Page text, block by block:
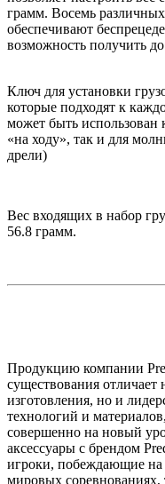
грамм. Восемь
обеспечивают
возможность получить
Ключ для установки
которые подходят к
может быть использован
«на ходу», так и для
дрели)
Вес входящих в набор
56.8 грамм.
Продукцию компании
существования отличает
изготовления, но и
технологий и
совершенно на новый
аксессуары с брендом
игроки, побеждающие
мировых